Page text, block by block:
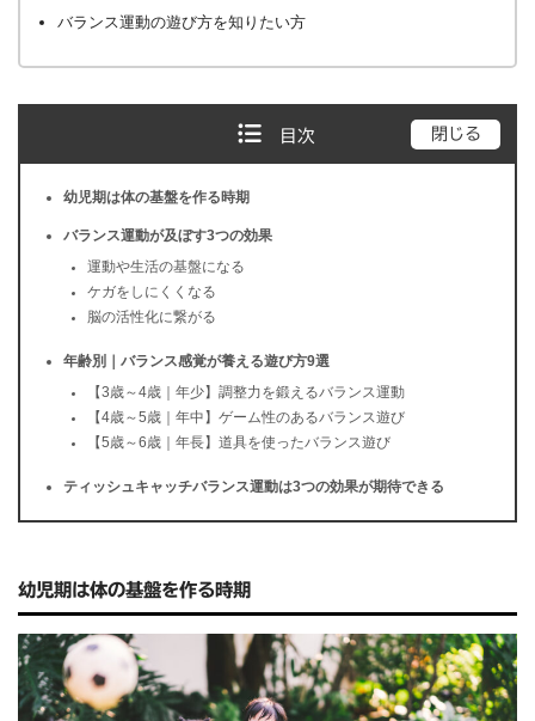
バランス運動の遊び方を知りたい方
目次 閉じる
幼児期は体の基盤を作る時期
バランス運動が及ぼす3つの効果
運動や生活の基盤になる
ケガをしにくくなる
脳の活性化に繋がる
年齢別｜バランス感覚が養える遊び方9選
【3歳～4歳｜年少】調整力を鍛えるバランス運動
【4歳～5歳｜年中】ゲーム性のあるバランス遊び
【5歳～6歳｜年長】道具を使ったバランス遊び
ティッシュキャッチバランス運動は3つの効果が期待できる
幼児期は体の基盤を作る時期